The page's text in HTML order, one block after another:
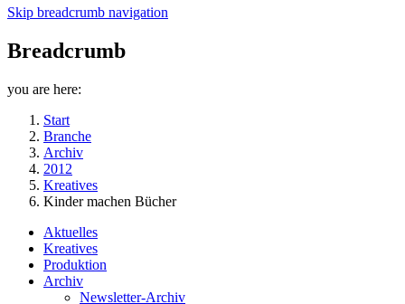
Skip breadcrumb navigation
Breadcrumb
you are here:
Start
Branche
Archiv
2012
Kreatives
Kinder machen Bücher
Aktuelles
Kreatives
Produktion
Archiv
Newsletter-Archiv